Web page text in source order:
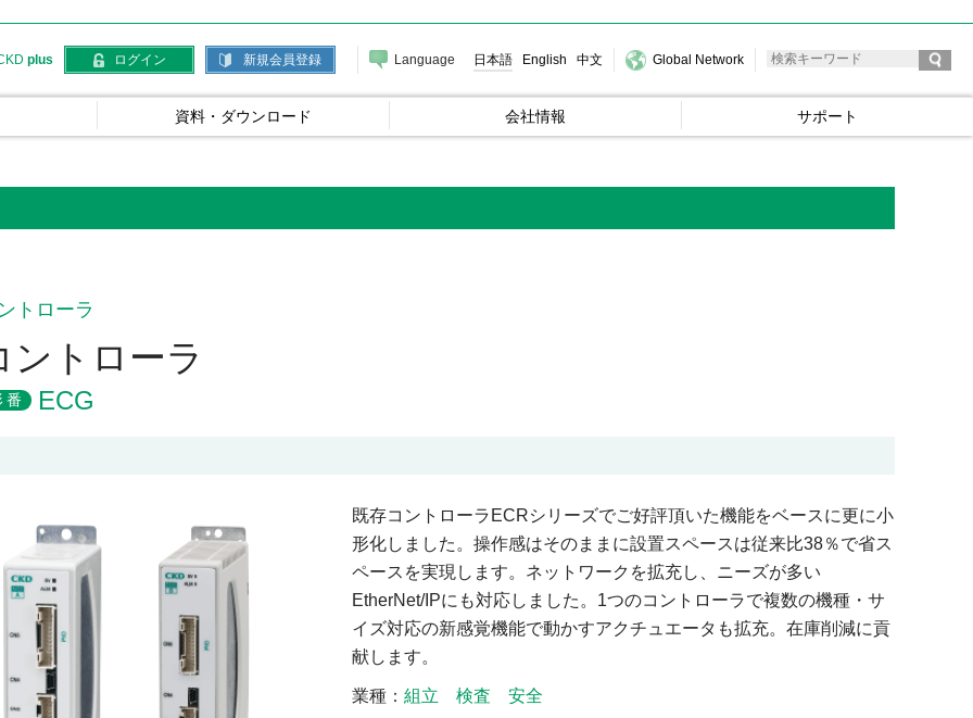
plus ログイン 新規会員登録 Language 日本語 English 中文 Global Network
資料・ダウンロード 会社情報 サポート
トローラ
ントローラ
番 ECG
既存コントローラECRシリーズでご好評頂いた機能をベースに更に小
形化しました。操作感はそのままに設置スペースは従来比38％で省ス
ペースを実現します。ネットワークを拡充し、ニーズが多い
EtherNet/IPにも対応しました。1つのコントローラで複数の機種・サ
イズ対応の新感覚機能で動かすアクチュエータも拡充。在庫削減に貢
献します。
業種 組立 検査 安全